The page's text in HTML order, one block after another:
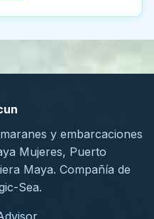
y embarcaciones
Mujeres, Puerto
Maya. Compañía de
Sea.